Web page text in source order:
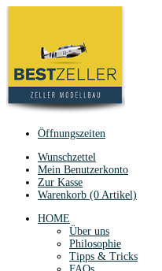
Öffnungszeiten
Wunschzettel
Mein Benutzerkonto
Zur Kasse
Warenkorb (0 Artikel)
HOME
Über uns
Philosophie
Tipps & Tricks